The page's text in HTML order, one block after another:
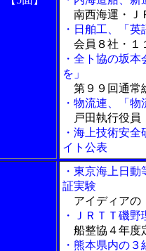
南西海運・Ｊ
・日舶工、「
会員８社・１
・全ト協の坂
を」
第９９回通常
・物流連、「
戸田執行役員
・海上技術安
イト公表
・東京海上日
証実験
アイディアの
・ＪＲＴＴ磯
船整協４年度
・熊本県内の